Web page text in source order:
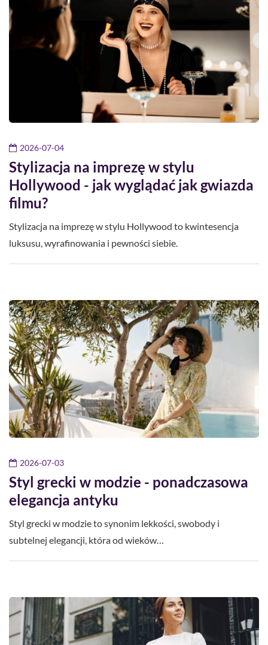
2026-07-04
Stylizacja na imprezę w stylu
Hollywood - jak wyglądać jak gwiazda
filmu?
Stylizacja na imprezę w stylu Hollywood to kwintesencja
luksusu, wyrafinowania i pewności siebie.
2026-07-03
Styl grecki w modzie - ponadczasowa
elegancja antyku
Styl grecki w modzie to synonim lekkości, swobody i
subtelnej elegancji, która od wieków…